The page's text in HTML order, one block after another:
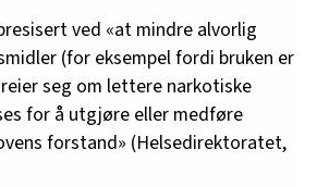
ved «at mindre alvorlig
(for eksempel fordi bruken er
seg om lettere narkotiske
for å utgjøre eller medføre
forstand» (Helsedirektoratet,